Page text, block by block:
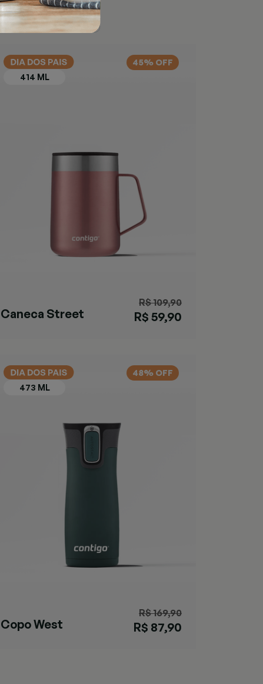
45% OFF
Caneca Street
R$ 109,90
R$ 59,90
48% OFF
Copo West
R$ 169,90
R$ 87,90